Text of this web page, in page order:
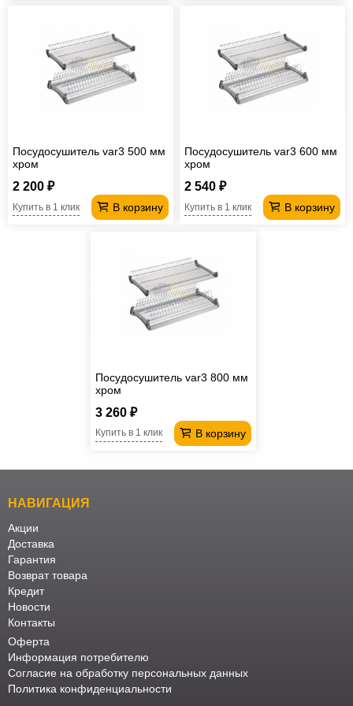
Посудосушитель var3 500 мм
хром
2 200 ₽
В корзину
Купить в 1 клик
Посудосушитель var3 600 мм
хром
2 540 ₽
В корзину
Купить в 1 клик
Посудосушитель var3 800 мм
хром
3 260 ₽
В корзину
Купить в 1 клик
НАВИГАЦИЯ
Акции
Доставка
Гарантия
Возврат товара
Кредит
Новости
Контакты
Оферта
Информация потребителю
Согласие на обработку персональных данных
Политика конфиденциальности